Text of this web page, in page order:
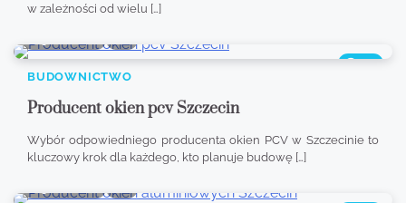
w zależności od wielu […]
465
BUDOWNICTWO
Producent okien pcv Szczecin
Wybór odpowiedniego producenta okien PCV w Szczecinie to
kluczowy krok dla każdego, kto planuje budowę […]